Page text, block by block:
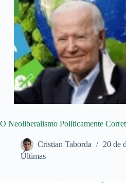
O Neoliberalismo Politicamente
Cristian Taborda
20 de
Últimas